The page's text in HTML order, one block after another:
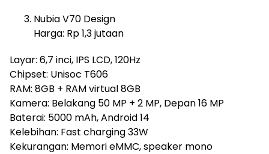
Nubia V70 Design
Harga: Rp 1,3 jutaan
Layar: 6,7 inci, IPS LCD, 120Hz
Chipset: Unisoc T606
RAM: 8GB + RAM virtual 8GB
Kamera: Belakang 50 MP + 2 MP, Depan 16 MP
Baterai: 5000 mAh, Android 14
Kelebihan: Fast charging 33W
Kekurangan: Memori eMMC, speaker mono